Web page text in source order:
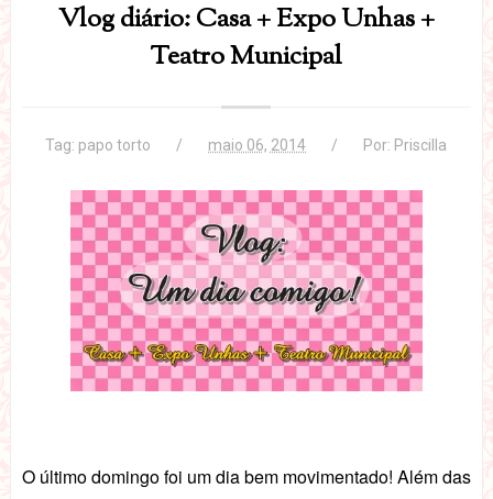
Vlog diário: Casa + Expo Unhas +
Teatro Municipal
Tag: papo torto maio 06, 2014 Por: Priscilla
O último domingo foi um dia bem movimentado! Além das